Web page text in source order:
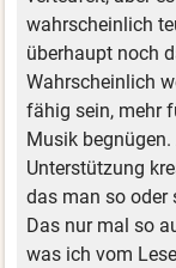
wahrscheinlich
überhaupt noch
Wahrscheinlich
fähig sein, mehr
Musik
Unterstützung
das man so oder
Das nur mal so
was ich vom